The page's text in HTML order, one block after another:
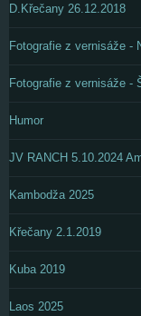
D.Křečany 26.12.2018
Fotografie z vernisáže -
Fotografie z vernisáže -
Humor
JV RANCH 5.10.2024
Kambodža 2025
Křečany 2.1.2019
Kuba 2019
Laos 2025